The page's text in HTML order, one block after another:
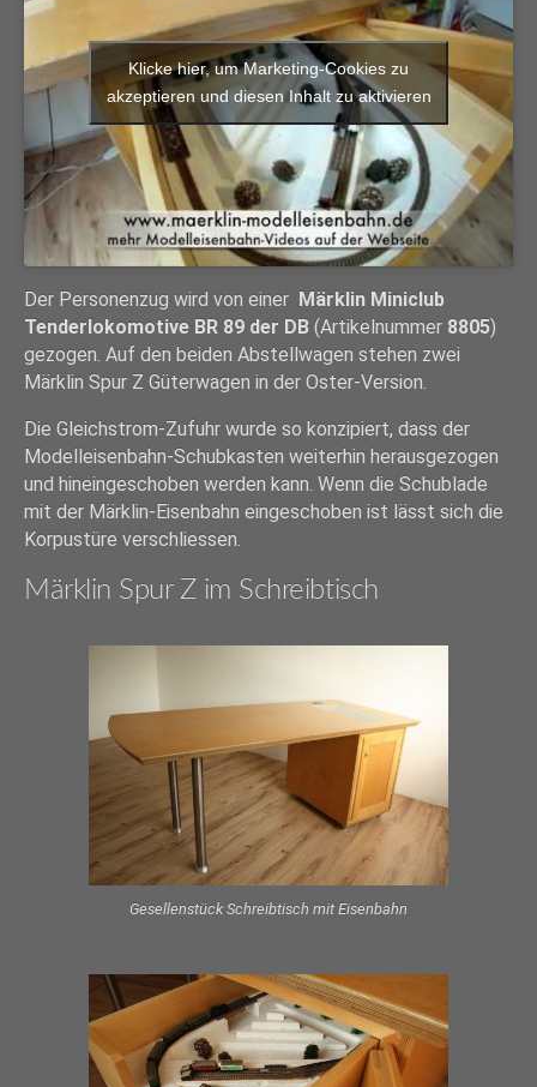
Klicke hier, um Marketing-Cookies zu
akzeptieren und diesen Inhalt zu aktivieren
Der Personenzug wird von einer Märklin Miniclub
Tenderlokomotive BR 89 der DB (Artikelnummer 8805)
gezogen. Auf den beiden Abstellwagen stehen zwei
Märklin Spur Z Güterwagen in der Oster-Version.
Die Gleichstrom-Zufuhr wurde so konzipiert, dass der
Modelleisenbahn-Schubkasten weiterhin herausgezogen
und hineingeschoben werden kann. Wenn die Schublade
mit der Märklin-Eisenbahn eingeschoben ist lässt sich die
Korpustüre verschliessen.
Märklin Spur Z im Schreibtisch
Gesellenstück Schreibtisch mit Eisenbahn